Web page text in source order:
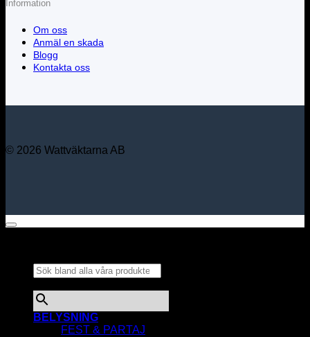
Information
Om oss
Anmäl en skada
Blogg
Kontakta oss
© 2026 Wattväktarna AB
BELYSNING
FEST & PARTAJ